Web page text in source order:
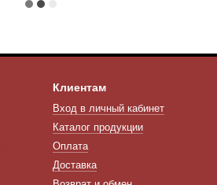
Клиентам
Вход в личный кабинет
Каталог продукции
Оплата
Доставка